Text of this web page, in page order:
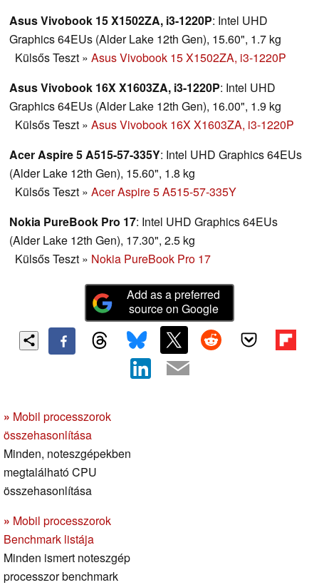
Asus Vivobook 15 X1502ZA, i3-1220P: Intel UHD
Graphics 64EUs (Alder Lake 12th Gen), 15.60", 1.7 kg
Külsős Teszt » Asus Vivobook 15 X1502ZA, i3-1220P
Asus Vivobook 16X X1603ZA, i3-1220P: Intel UHD
Graphics 64EUs (Alder Lake 12th Gen), 16.00", 1.9 kg
Külsős Teszt » Asus Vivobook 16X X1603ZA, i3-1220P
Acer Aspire 5 A515-57-335Y: Intel UHD Graphics 64EUs
(Alder Lake 12th Gen), 15.60", 1.8 kg
Külsős Teszt » Acer Aspire 5 A515-57-335Y
Nokia PureBook Pro 17: Intel UHD Graphics 64EUs
(Alder Lake 12th Gen), 17.30", 2.5 kg
Külsős Teszt » Nokia PureBook Pro 17
Add as a preferred
source on Google
» Mobil processzorok
összehasonlítása
Minden, noteszgépekben
megtalálható CPU
összehasonlítása
» Mobil processzorok
Benchmark listája
Minden ismert noteszgép
processzor benchmark